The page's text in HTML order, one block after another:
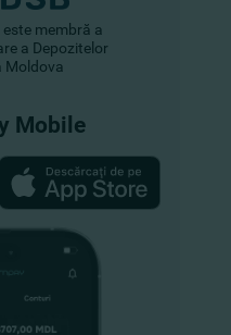
este membră a
a Depozitelor
Moldova
Mobile